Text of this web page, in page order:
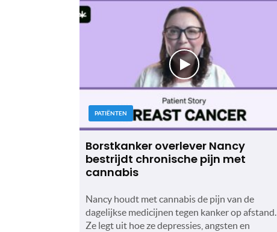
PATIËNTEN
Borstkanker overlever Nancy
bestrijdt chronische pijn met
cannabis
Nancy houdt met cannabis de pijn van de
dagelijkse medicijnen tegen kanker op afstand.
Ze legt uit hoe ze depressies, angsten en